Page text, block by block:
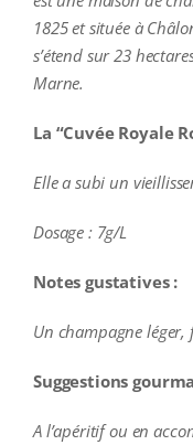
1825 et située à
s’étend sur 23
Marne.
La “Cuvée Royale
Elle a subi un
Dosage : 7g/L
Notes gustatives :
Un champagne léger,
Suggestions
A l’apéritif ou en